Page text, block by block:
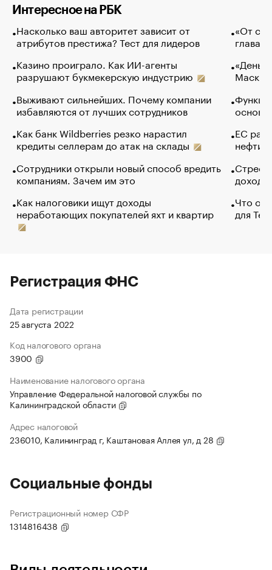
Интересное на РБК
Насколько ваш авторитет зависит от
атрибутов престижа? Тест для лидеров
Казино проиграло. Как ИИ-агенты
разрушают букмекерскую индустрию
Выживают сильнейших. Почему компании
избавляются от лучших сотрудников
Как банк Wildberries резко нарастил
кредиты селлерам до атак на склады
Сотрудники открыли новый способ вредить
компаниям. Зачем им это
Как налоговики ищут доходы
неработающих покупателей яхт и квартир
«От
глава
Маск в
основ
ЕС
нефти
Что
для
Регистрация ФНС
Дата регистрации
25 августа 2022
Код налогового органа
3900
Наименование налогового органа
Управление Федеральной налоговой службы по
Калининградской области
Адрес налоговой
236010, Калининград г, Каштановая Аллея ул, д 28
Социальные фонды
Регистрационный номер СФР
1314816438